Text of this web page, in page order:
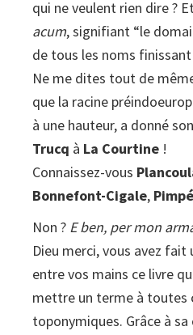
de
Millevaches
en
Limousin
quantity
qui ne veulent rien dire ?
acum, signifiant “le
de tous les noms
Ne me dites tout de
que la racine
à une hauteur, a donné
Trucq à La Courtine !
Connaissez-vous
Bonnefont-Cigale,
Non ? E ben, per mon
Dieu merci, vous avez
entre vos mains ce livre
mettre un terme à toutes
toponymiques. Grâce à sa